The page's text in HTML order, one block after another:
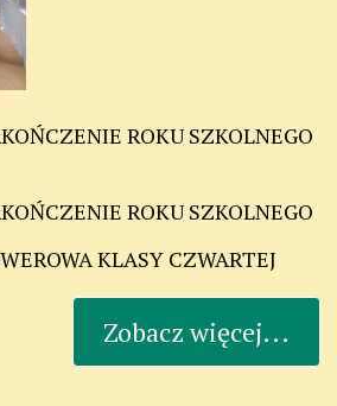
ROKU SZKOLNEGO
ROKU SZKOLNEGO
KLASY CZWARTEJ
Zobacz więcej...